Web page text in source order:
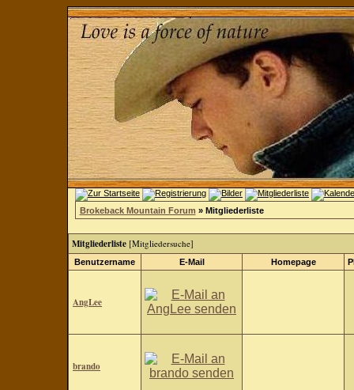
Brokeback Mountain Forum » Mitgliederliste
Mitgliederliste [Mitgliedersuche]
Benutzername E-Mail Homepage
AngLee
brando